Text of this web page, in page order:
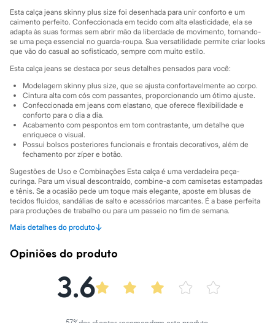
Marcas
City
Clock House
Mindset
Sawary
Yessica
Moda esportiva
Acessórios
Blusas
Calçados
Leggings
Shorts e Bermudas
Tops
Moda íntima
Cintas e Modeladores
Meias
Pijamas
Sutiãs e Tops
Moda praia
Biquínis
Saídas de praia
Personagens
Blusas e Camisetas
Esta calça jeans skinny plus size foi desenhada para unir conforto e um
caimento perfeito. Confeccionada em tecido com alta elasticidade, ela se
adapta às suas formas sem abrir mão da liberdade de movimento, tornando-
se uma peça essencial no guarda-roupa. Sua versatilidade permite criar looks
que vão do casual ao sofisticado, sempre com muito estilo.
Esta calça jeans se destaca por seus detalhes pensados para você:
Modelagem skinny plus size, que se ajusta confortavelmente ao corpo.
Cintura alta com cós com passantes, proporcionando um ótimo ajuste.
Confeccionada em jeans com elastano, que oferece flexibilidade e
conforto para o dia a dia.
Acabamento com pespontos em tom contrastante, um detalhe que
enriquece o visual.
Possui bolsos posteriores funcionais e frontais decorativos, além de
fechamento por zíper e botão.
Sugestões de Uso e Combinações Esta calça é uma verdadeira peça-
curinga. Para um visual descontraído, combine-a com camisetas estampadas
e tênis. Se a ocasião pede um toque mais elegante, aposte em blusas de
tecidos fluidos, sandálias de salto e acessórios marcantes. É a base perfeita
para produções de trabalho ou para um passeio no fim de semana.
A gente se encontra na C&A! ❤
Suas medidas são:
Mais detalhes do produto↓
Informacoes gerais:
Opiniões do produto
3.6